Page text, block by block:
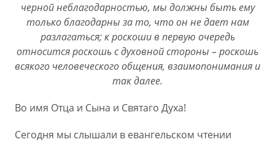
черной неблагодарностью, мы должны быть ему
только благодарны за то, что он не дает нам
разлагаться; к роскоши в первую очередь
относится роскошь с духовной стороны – роскошь
всякого человеческого общения, взаимопонимания и
так далее.
Во имя Отца и Сына и Святаго Духа!
Сегодня мы слышали в евангельском чтении